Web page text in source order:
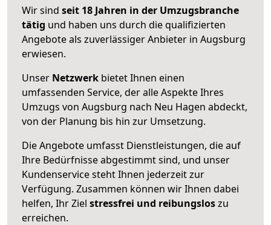
Wir sind seit 18 Jahren in der Umzugsbranche
tätig und haben uns durch die qualifizierten
Angebote als zuverlässiger Anbieter in Augsburg
erwiesen.
Unser Netzwerk bietet Ihnen einen
umfassenden Service, der alle Aspekte Ihres
Umzugs von Augsburg nach Neu Hagen abdeckt,
von der Planung bis hin zur Umsetzung.
Die Angebote umfasst Dienstleistungen, die auf
Ihre Bedürfnisse abgestimmt sind, und unser
Kundenservice steht Ihnen jederzeit zur
Verfügung. Zusammen können wir Ihnen dabei
helfen, Ihr Ziel stressfrei und reibungsloszu
erreichen.